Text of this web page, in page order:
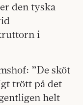
den tyska
i
”De sköt
trött på det
helt